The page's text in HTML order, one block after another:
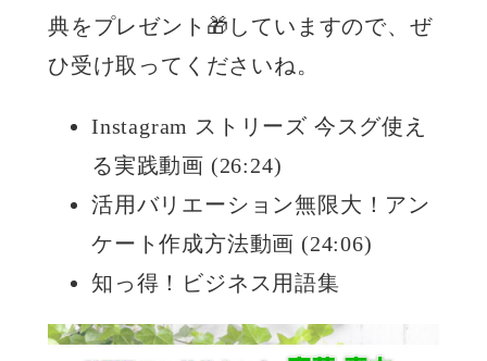
典をプレゼント🎁していますので、ぜ
ひ受け取ってくださいね。
Instagram ストリーズ 今スグ使え
る実践動画 (26:24)
活用バリエーション無限大！アン
ケート作成方法動画 (24:06)
知っ得！ビジネス用語集